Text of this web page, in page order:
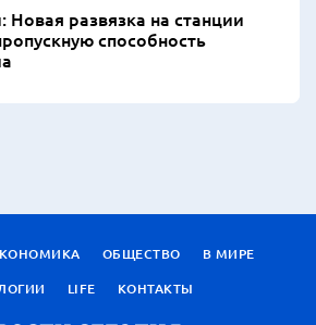
развязка на станции
способность
ОБЩЕСТВО
В МИРЕ
LIFE КОНТАКТЫ